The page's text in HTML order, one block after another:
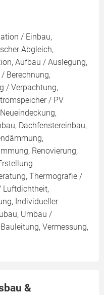
/ Einbau,
Abgleich,
Aufbau / Auslegung,
Berechnung,
/ Verpachtung,
/ PV
Dachfenstereinbau,
Renovierung,
Thermografie /
Luftdichtheit,
Individueller
Umbau /
Vermessung,
&